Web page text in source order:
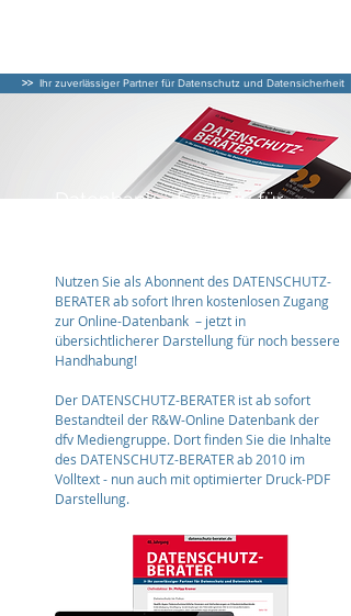
>> Ihr zuverlässiger Partner für Datenschutz und Datensicherheit
Datenbank - Exklusiv für
Nutzen Sie als Abonnent des DATENSCHUTZ-
BERATER ab sofort Ihren kostenlosen Zugang
zur Online-Datenbank – jetzt in
übersichtlicherer Darstellung für noch bessere
Handhabung!
Der DATENSCHUTZ-BERATER ist ab sofort
Bestandteil der R&W-Online Datenbank der
dfv Mediengruppe. Dort finden Sie die Inhalte
des DATENSCHUTZ-BERATER ab 2010 im
Volltext - nun auch mit optimierter Druck-PDF
Darstellung.